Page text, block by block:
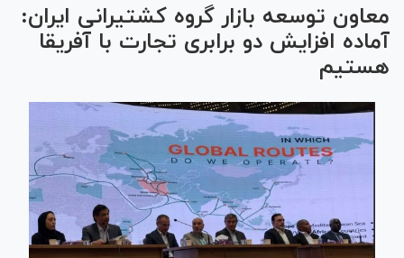
معاون توسعه بازار گروه کشتیرانی ایران:
آماده افزایش دو برابری تجارت با آفریقا
هستیم